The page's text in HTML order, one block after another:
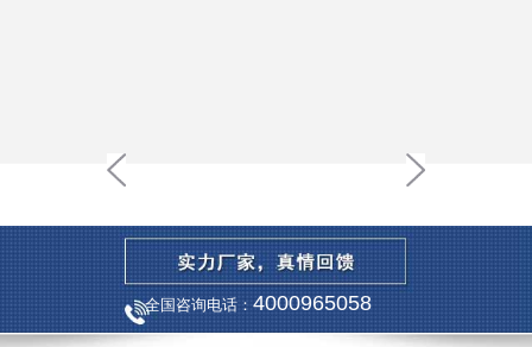
厂家直供，减少中间商赚差价，性价比高
品质保证，严格执行国家标准，保证铝型材载重量。
生产实力强大，年产量达8000余吨，是您长期合作,的信赖之选。
全国咨询电话：4000965058